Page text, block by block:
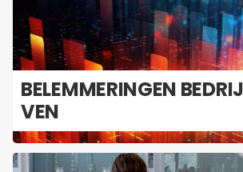
BE­LEM­ME­RIN­GEN
VEN